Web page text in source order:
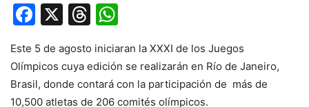
Facebook
X Threads
Este 5 de agosto iniciaran la XXXI de los Juegos
Olímpicos cuya edición se realizarán en Río de Janeiro,
Brasil, donde contará con la participación de más de
10,500 atletas de 206 comités olímpicos.